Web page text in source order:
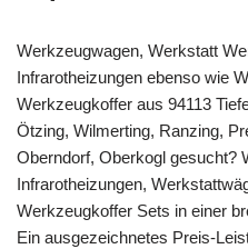
Werkzeugwagen, Werkstatt
Infrarotheizungen ebenso wie
Werkzeugkoffer aus 94113
Ötzing, Wilmerting, Ranzing,
Oberndorf, Oberkogl gesucht?
Infrarotheizungen,
Werkzeugkoffer Sets in einer
Ein ausgezeichnetes Preis-